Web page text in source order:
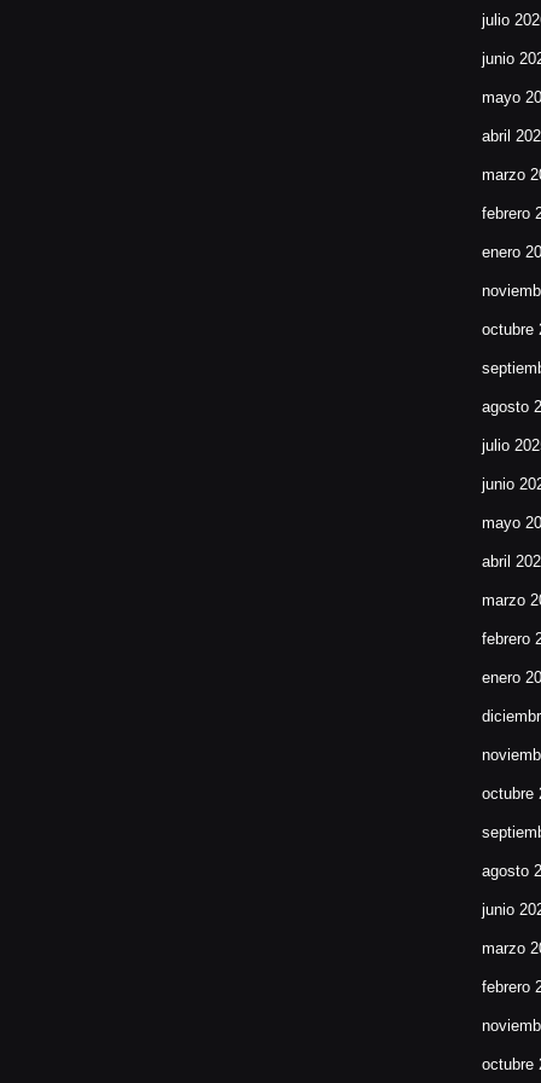
julio
junio
mayo
abril
marzo
febrero
enero
octubre
agosto
julio
junio
mayo
abril
marzo
febrero
enero
octubre
agosto
junio
marzo
febrero
octubre